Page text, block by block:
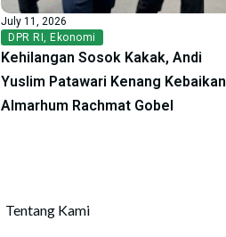
July 11, 2026
DPR RI , Ekonomi
Kehilangan Sosok Kakak, Andi
Yuslim Patawari Kenang Kebaikan
Almarhum Rachmat Gobel
Tentang Kami